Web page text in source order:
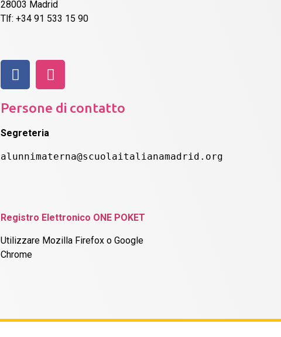
28003 Madrid
Tlf: +34 91 533 15 90
Persone di contatto
Segreteria
alunnimaterna@scuolaitalianamadrid.org
Registro Elettronico ONE POKET
Utilizzare Mozilla Firefox o Google
Chrome